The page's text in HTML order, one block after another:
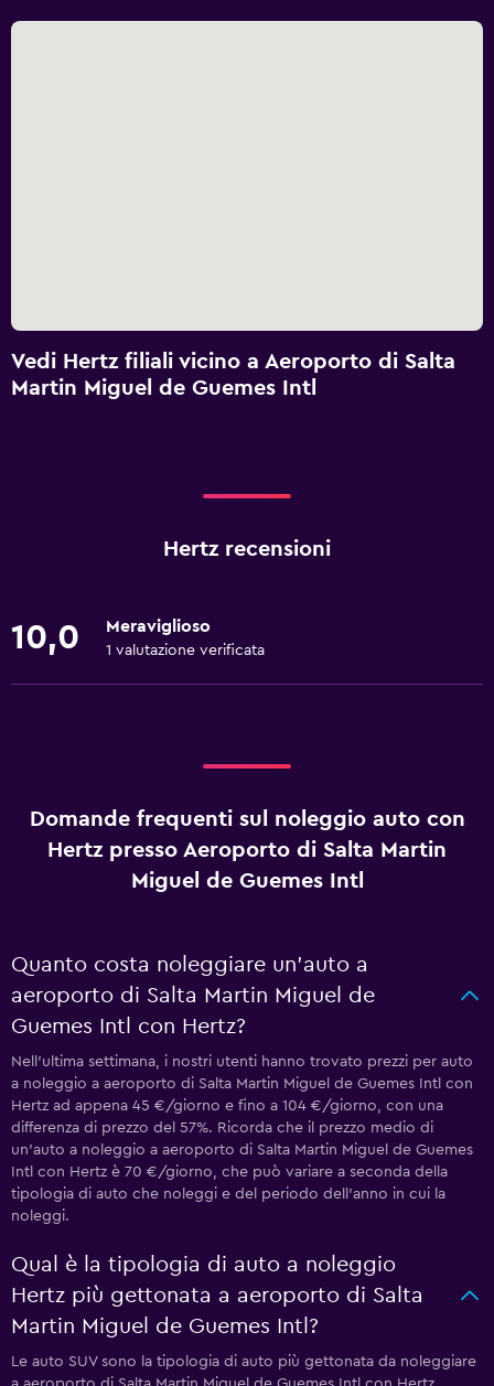
Vedi Hertz filiali vicino a Aeroporto di Salta
Martin Miguel de Guemes Intl
Hertz recensioni
10,0 Meraviglioso
1 valutazione verificata
Domande frequenti sul noleggio auto con
Hertz presso Aeroporto di Salta Martin
Miguel de Guemes Intl
Quanto costa noleggiare un'auto a
aeroporto di Salta Martin Miguel de
Guemes Intl con Hertz?
Nell'ultima settimana, i nostri utenti hanno trovato prezzi per auto
a noleggio a aeroporto di Salta Martin Miguel de Guemes Intl con
Hertz ad appena 45 €/giorno e fino a 104 €/giorno, con una
differenza di prezzo del 57%. Ricorda che il prezzo medio di
un'auto a noleggio a aeroporto di Salta Martin Miguel de Guemes
Intl con Hertz è 70 €/giorno, che può variare a seconda della
tipologia di auto che noleggi e del periodo dell'anno in cui la
noleggi.
Qual è la tipologia di auto a noleggio
Hertz più gettonata a aeroporto di Salta
Martin Miguel de Guemes Intl?
Le auto SUV sono la tipologia di auto più gettonata da noleggiare